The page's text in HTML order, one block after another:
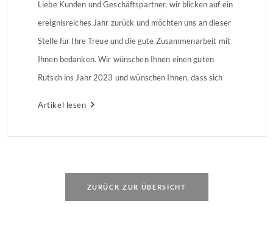
Liebe Kunden und Geschäftspartner, wir blicken auf ein
ereignisreiches Jahr zurück und möchten uns an dieser
Stelle für Ihre Treue und die gute Zusammenarbeit mit
Ihnen bedanken. Wir wünschen Ihnen einen guten
Rutsch ins Jahr 2023 und wünschen Ihnen, dass sich
Artikel lesen
ZURÜCK ZUR ÜBERSICHT